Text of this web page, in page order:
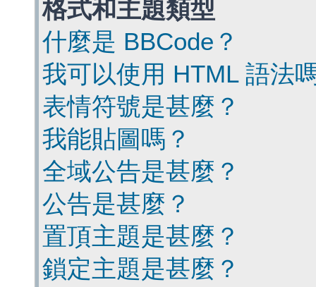
格式和主題類型
什麼是 BBCode？
我可以使用 HTML 語法
表情符號是甚麼？
我能貼圖嗎？
全域公告是甚麼？
公告是甚麼？
置頂主題是甚麼？
鎖定主題是甚麼？